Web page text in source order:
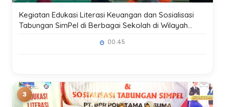
Kegiatan Edukasi Literasi Keuangan dan Sosialisasi
Tabungan SimPel di Berbagai Sekolah di Wilayah
00.45